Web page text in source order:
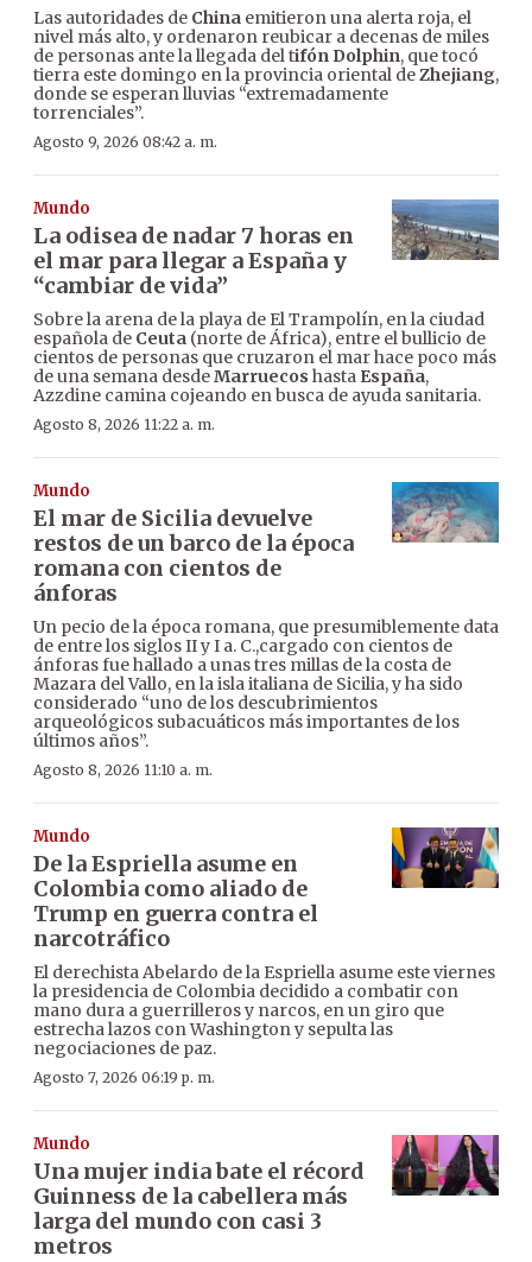
Las autoridades de China emitieron una alerta roja, el
nivel más alto, y ordenaron reubicar a decenas de miles
de personas ante la llegada del tifón Dolphin, que tocó
tierra este domingo en la provincia oriental deZhejiang,
donde se esperan lluvias “extremadamente
torrenciales”.
Agosto 9, 2026 08:42 a. m.
Mundo
La odisea de nadar 7 horas en
el mar para llegar a España y
“cambiar de vida”
Sobre la arena de la playa de El Trampolín, en la ciudad
española de Ceuta (norte de África), entre el bullicio de
cientos de personas que cruzaron el mar hace poco más
de una semana desdeMarruecos hasta España,
Azzdine camina cojeando en busca de ayuda sanitaria.
Agosto 8, 2026 11:22 a. m.
Mundo
El mar de Sicilia devuelve
restos de un barco de la época
romana con cientos de
ánforas
Un pecio de la época romana, que presumiblemente data
de entre los siglos II y I a. C.,cargado con cientos de
ánforas fue hallado a unas tres millas de la costa de
Mazara del Vallo, en la isla italiana de Sicilia, y ha sido
considerado “uno de los descubrimientos
arqueológicos subacuáticos más importantes de los
últimos años”.
Agosto 8, 2026 11:10 a. m.
Mundo
De la Espriella asume en
Colombia como aliado de
Trump en guerra contra el
narcotráfico
El derechista Abelardo de la Espriella asume este viernes
la presidencia de Colombia decidido a combatir con
mano dura a guerrilleros y narcos, en un giro que
estrecha lazos con Washington y sepulta las
negociaciones de paz.
Agosto 7, 2026 06:19 p. m.
Mundo
Una mujer india bate el récord
Guinness de la cabellera más
larga del mundo con casi 3
metros